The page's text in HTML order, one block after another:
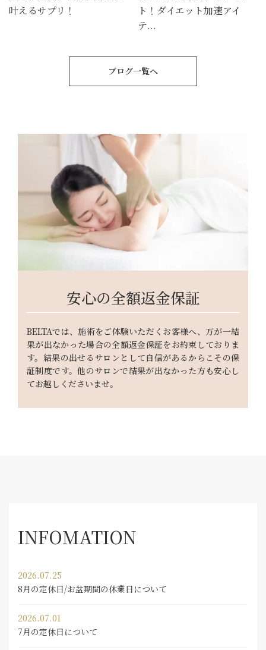
叶えるサプリ！
ト！ダイエット加速アイ
テ...
ブログ一覧へ
安心の全額返金保証
BELTAでは、施術をご体験いただくお客様へ、万が一結
果が出なかった場合の全額返金保証をお約束しておりま
す。結果の出せるサロンとして自信があるからこその保
証制度です。他のサロンで結果が出なかった方も安心し
てお越しくださいませ。
INFOMATION
2026.07.25
8月の定休日/お盆期間の休業日について
2026.07.01
7月の定休日について